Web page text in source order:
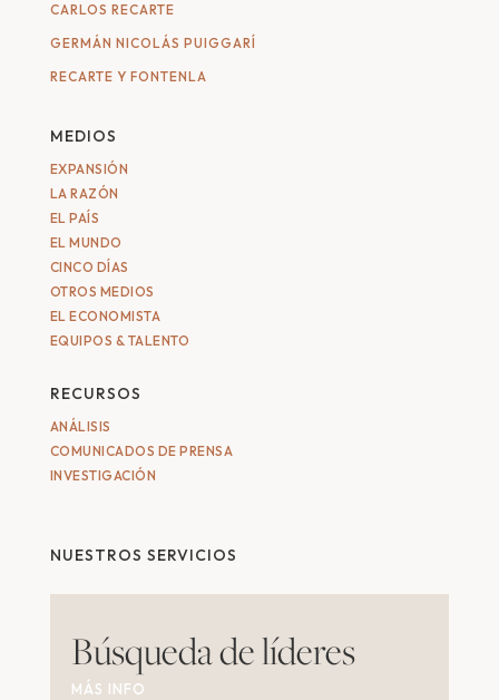
CARLOS RECARTE
GERMÁN NICOLÁS PUIGGARÍ
RECARTE Y FONTENLA
MEDIOS
EXPANSIÓN
LA RAZÓN
EL PAÍS
EL MUNDO
CINCO DÍAS
OTROS MEDIOS
EL ECONOMISTA
EQUIPOS & TALENTO
RECURSOS
ANÁLISIS
COMUNICADOS DE PRENSA
INVESTIGACIÓN
NUESTROS SERVICIOS
Búsqueda de líderes
MÁS INFO